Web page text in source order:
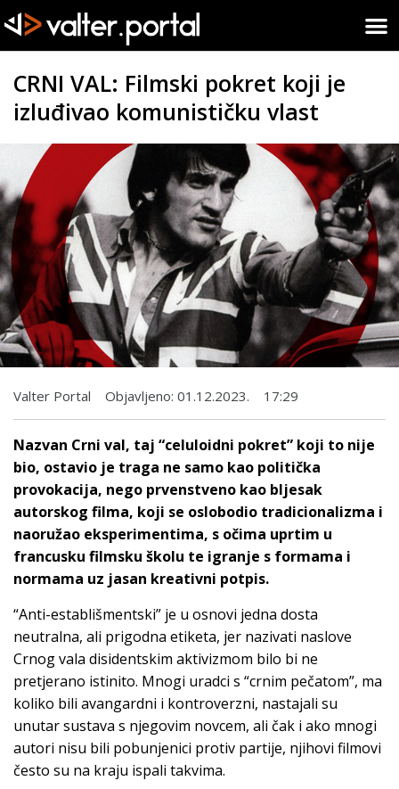
CRNI VAL: Filmski pokret koji je
izluđivao komunističku vlast
Valter Portal Objavljeno: 01.12.2023. 17:29
Nazvan Crni val, taj “celuloidni pokret” koji to nije
bio, ostavio je traga ne samo kao politička
provokacija, nego prvenstveno kao bljesak
autorskog filma, koji se oslobodio tradicionalizma i
naoružao eksperimentima, s očima uprtim u
francusku filmsku školu te igranje s formama i
normama uz jasan kreativni potpis.
“Anti-establišmentski” je u osnovi jedna dosta
neutralna, ali prigodna etiketa, jer nazivati naslove
Crnog vala disidentskim aktivizmom bilo bi ne
pretjerano istinito. Mnogi uradci s “crnim pečatom”, ma
koliko bili avangardni i kontroverzni, nastajali su
unutar sustava s njegovim novcem, ali čak i ako mnogi
autori nisu bili pobunjenici protiv partije, njihovi filmovi
često su na kraju ispali takvima.